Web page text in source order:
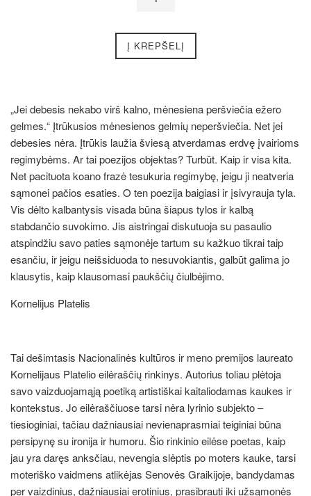
Į KREPŠELĮ
„Jei debesis nekabo virš kalno, mėnesiena peršviečia ežero
gelmes.“ Įtrūkusios mėnesienos gelmių neperšviečia. Net jei
debesies nėra. Įtrūkis laužia šviesą atverdamas erdvę įvairioms
regimybėms. Ar tai poezijos objektas? Turbūt. Kaip ir visa kita.
Net pacituota koano frazė tesukuria regimybę, jeigu ji neatveria
sąmonei pačios esaties. O ten poezija baigiasi ir įsivyrauja tyla.
Vis dėlto kalbantysis visada būna šiapus tylos ir kalbą
stabdančio suvokimo. Jis aistringai diskutuoja su pasaulio
atspindžiu savo paties sąmonėje tartum su kažkuo tikrai taip
esančiu, ir jeigu neišsiduoda to nesuvokiantis, galbūt galima jo
klausytis, kaip klausomasi paukščių čiulbėjimo.
Kornelijus Platelis
Tai dešimtasis Nacionalinės kultūros ir meno premijos laureato
Kornelijaus Platelio eilėraščių rinkinys. Autorius toliau plėtoja
savo vaizduojamąją poetiką artistiškai kaitaliodamas kaukes ir
kontekstus. Jo eilėraščiuose tarsi nėra lyrinio subjekto –
tiesioginiai, tačiau dažniausiai nevienaprasmiai teiginiai būna
persipynę su ironija ir humoru. Šio rinkinio eilėse poetas, kaip
jau yra daręs anksčiau, nevengia slėptis po moters kauke, tarsi
moteriško vaidmens atlikėjas Senovės Graikijoje, bandydamas
per vaizdinius, dažniausiai erotinius, prasibrauti iki užsąmonės